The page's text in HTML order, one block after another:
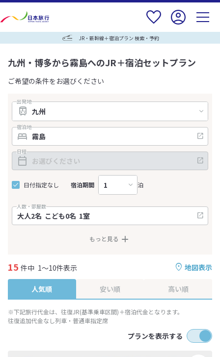
JR・新幹線＋宿泊プラン 検索・予約
九州・博多から霧島へのJR＋宿泊セットプラン
ご希望の条件をお選びください
出発地
宿泊地
日程
日付指定なし 宿泊期間 泊
人数・部屋数
もっと見る
地図表示
15 件中 1～10件表示
人気順 安い順 高い順
※下記旅行代金は、往復JR(基準乗車区間)＋宿泊代金となります。
往復追加代金なし列車・普通車指定席
プランを表示する